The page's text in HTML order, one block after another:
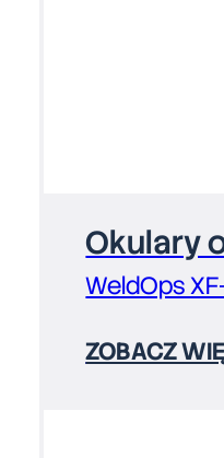
Okulary
WeldOps
ZOBACZ